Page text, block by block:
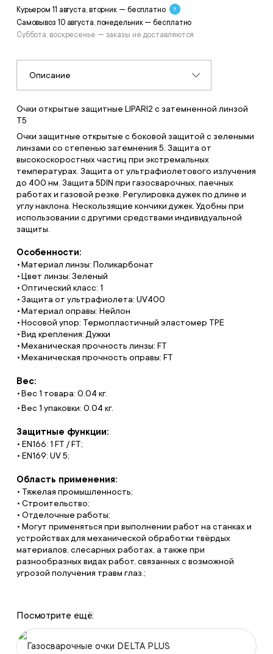
Курьером 11 августа, вторник — бесплатно
Самовывоз 10 августа, понедельник — бесплатно
Суббота, воскресенье — заказы не доставляются
Описание
Очки открытые защитные LIPARI2 с затемненной линзой
T5
Очки защитные открытые с боковой защитой с зелеными
линзами со степенью затемнения 5. Защита от
высокоскоростных частиц при экстремальных
температурах. Защита от ультрафиолетового излучения
до 400 нм. Защита 5DIN при газосварочных, паечных
работах и газовой резке. Регулировка дужек по длине и
углу наклона. Нескользящие кончики дужек. Удобны при
использовании с другими средствами индивидуальной
защиты.
Особенности:
Материал линзы: Поликарбонат
Цвет линзы: Зеленый
Оптический класс: 1
Защита от ультрафиолета: UV400
Материал оправы: Нейлон
Носовой упор: Термопластичный эластомер TPE
Вид крепления: Дужки
Механическая прочность линзы: FT
Механическая прочность оправы: FT
Вес:
Вес 1 товара: 0.04 кг.
Вес 1 упаковки: 0.04 кг.
Защитные функции:
• EN166: 1 FT / FT;
• EN169: UV 5;
Область применения:
• Тяжелая промышленность;
• Строительство;
• Отделочные работы;
• Могут применяться при выполнении работ на станках и
устройствах для механической обработки твёрдых
материалов, слесарных работах, а также при
разнообразных видах работ, связанных с возможной
угрозой получения травм глаз.;
Посмотрите ещё:
Газосварочные очки DELTA PLUS